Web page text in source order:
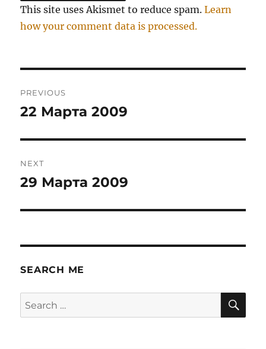
This site uses Akismet to reduce spam.Learn
how your comment data is processed.
navigation
PREVIOUS
Previous
22 Марта 2009
NEXT
Next
29 Марта 2009
SEARCH ME
Search
for: